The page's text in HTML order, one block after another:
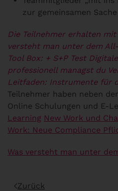
zur gemeinsamen
Die Teilnehmer erhalten mit
versteht man unter dem
Tool Box: + S+P Test
professionell managst du
Leitfaden: Instrumente für
Teilnehmer haben neben
Online Schulungen und E-
Learning New Work und
Work: Neue Compliance
Was versteht man unter
Zurück